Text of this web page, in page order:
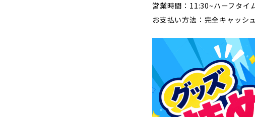
肖像権・ロゴについて プライバシーポリシー LINEミ
営業時間：11:30~ハーフタ
お支払い方法：完全キャッ